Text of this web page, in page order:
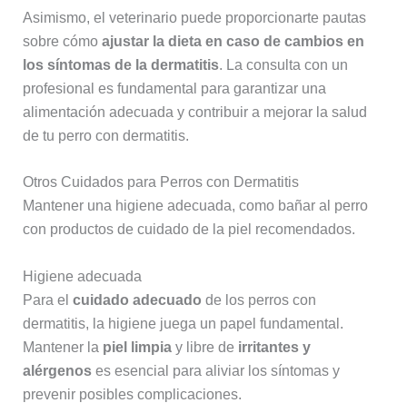
Asimismo, el veterinario puede proporcionarte pautas
sobre cómo ajustar la dieta en caso de cambios en
los síntomas de la dermatitis. La consulta con un
profesional es fundamental para garantizar una
alimentación adecuada y contribuir a mejorar la salud
de tu perro con dermatitis.
Otros Cuidados para Perros con Dermatitis
Mantener una higiene adecuada, como bañar al perro
con productos de cuidado de la piel recomendados.
Higiene adecuada
Para el cuidado adecuado de los perros con
dermatitis, la higiene juega un papel fundamental.
Mantener la piel limpiay libre de irritantes y
alérgenoses esencial para aliviar los síntomas y
prevenir posibles complicaciones.